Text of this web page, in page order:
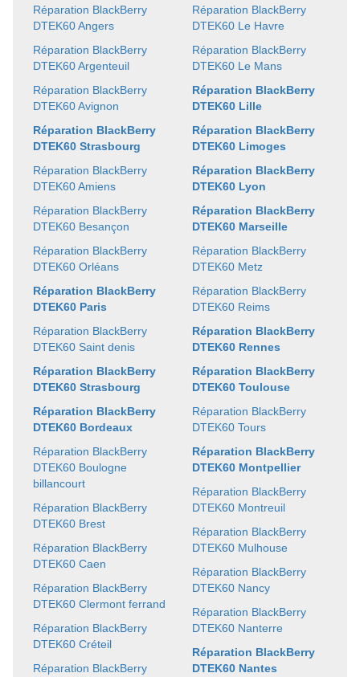
Réparation BlackBerry
DTEK60 Angers
Réparation BlackBerry
DTEK60 Argenteuil
Réparation BlackBerry
DTEK60 Avignon
Réparation BlackBerry
DTEK60 Strasbourg
Réparation BlackBerry
DTEK60 Amiens
Réparation BlackBerry
DTEK60 Besançon
Réparation BlackBerry
DTEK60 Orléans
Réparation BlackBerry
DTEK60 Paris
Réparation BlackBerry
DTEK60 Saint denis
Réparation BlackBerry
DTEK60 Strasbourg
Réparation BlackBerry
DTEK60 Bordeaux
Réparation BlackBerry
DTEK60 Boulogne
billancourt
Réparation BlackBerry
DTEK60 Brest
Réparation BlackBerry
DTEK60 Caen
Réparation BlackBerry
DTEK60 Clermont ferrand
Réparation BlackBerry
DTEK60 Créteil
Réparation BlackBerry
Réparation BlackBerry
DTEK60 Le Havre
Réparation BlackBerry
DTEK60 Le Mans
Réparation BlackBerry
DTEK60 Lille
Réparation BlackBerry
DTEK60 Limoges
Réparation BlackBerry
DTEK60 Lyon
Réparation BlackBerry
DTEK60 Marseille
Réparation BlackBerry
DTEK60 Metz
Réparation BlackBerry
DTEK60 Reims
Réparation BlackBerry
DTEK60 Rennes
Réparation BlackBerry
DTEK60 Toulouse
Réparation BlackBerry
DTEK60 Tours
Réparation BlackBerry
DTEK60 Montpellier
Réparation BlackBerry
DTEK60 Montreuil
Réparation BlackBerry
DTEK60 Mulhouse
Réparation BlackBerry
DTEK60 Nancy
Réparation BlackBerry
DTEK60 Nanterre
Réparation BlackBerry
DTEK60 Nantes